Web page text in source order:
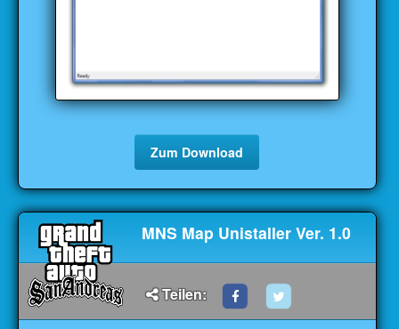
Zum Download
MNS Map Unistaller Ver. 1.0
Teilen: